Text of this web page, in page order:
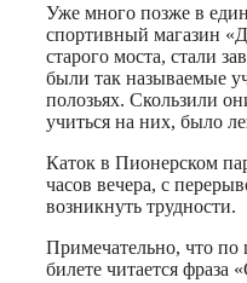
Уже много позже в
спортивный магазин
старого моста, стали
были так называемые
полозьях. Скользили
учиться на них, было
Каток в Пионерском
часов вечера, с
возникнуть трудности.
Примечательно, что по
билете читается фраза